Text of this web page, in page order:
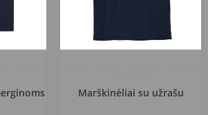
Marškinėliai su užrašu